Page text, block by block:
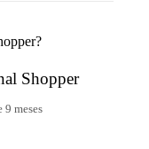
Shopper
9 meses